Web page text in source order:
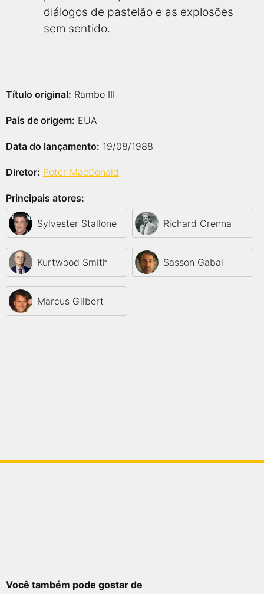
diálogos de pastelão e as explosões
sem sentido.
Título original: Rambo III
País de origem: EUA
Data do lançamento: 19/08/1988
Diretor: Peter MacDonald
Principais atores:
Sylvester Stallone Richard Crenna
Kurtwood Smith Sasson Gabai
Marcus Gilbert
Você também pode gostar de